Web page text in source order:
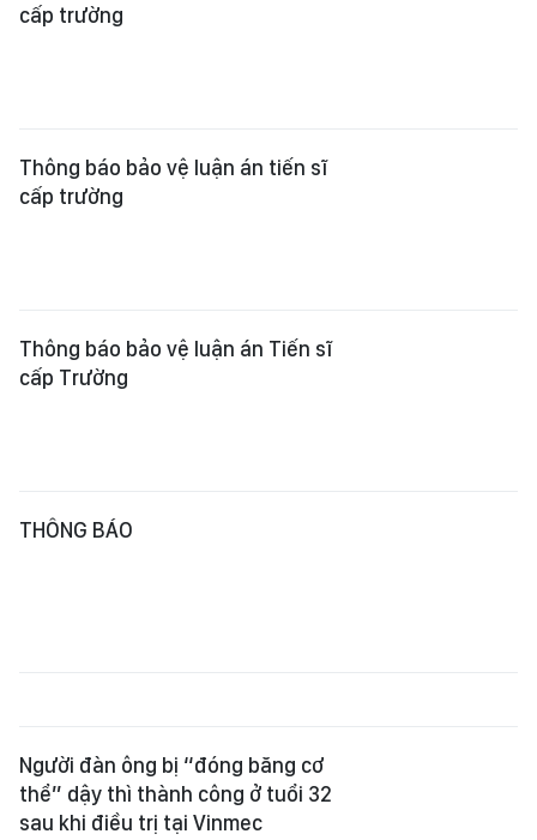
cấp trường
Thông báo bảo vệ luận án tiến sĩ
cấp trường
Thông báo bảo vệ luận án Tiến sĩ
cấp Trường
THÔNG BÁO
Người đàn ông bị “đóng băng cơ
thể” dậy thì thành công ở tuổi 32
sau khi điều trị tại Vinmec